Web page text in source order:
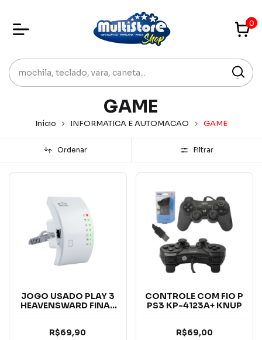
0
GAME
Início INFORMATICA E AUTOMACAO GAME
Ordenar Filtrar
JOGO USADO PLAY 3
HEAVENSWARD FINAL
R$69,90
CONTROLE COM FIO P
PS3 KP-4123A+ KNUP
R$69,00